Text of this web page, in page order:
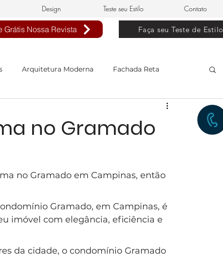
Design Teste seu Estilo Contato
Grátis Nossa Revista Faça seu Teste de Estilo
Arquitetura Moderna Fachada Reta
Condomínio EntreVerdes
no Gramado
no Gramado em Campinas, então
Gramado, em Campinas, é
imóvel com elegância, eficiência e
da cidade, o condomínio Gramado